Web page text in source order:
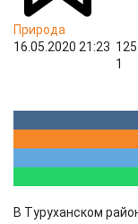
Природа
16.05.2020 21:23
1
В Туруханском